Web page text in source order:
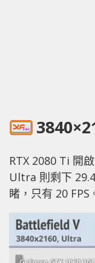
RTX 2080 Ti 開
Ultra 則剩下
睹，只有 20 FPS